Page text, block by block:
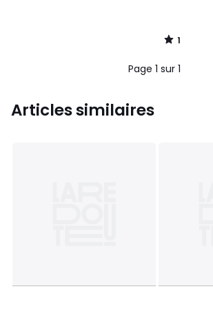
1
/
Page 1 sur 1
Articles similaires